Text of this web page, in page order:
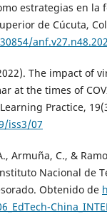
estrategias en la
de Cúcuta,
The impact of
at the times of
Practice,
iss3/07
Armuña, C., &
Nacional de
Obtenido de